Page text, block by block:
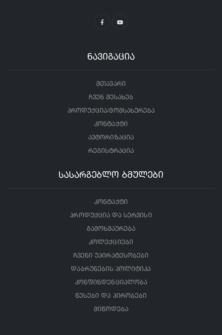
ნავიგაცია
მთავარი
ჩვენ შესახებ
პროდუქცია/მომსახურება
კონტაქტი
ავტორიზაცია
რეგისტრაცია
სასარგებლო ბმულები
კონტაქტი
პროდუქცია და სერვისი
გამოხმაურება
კოლექციები
ჩვენი უპირატესობები
დაბრუნების პოლიტიკა
კონფინდენციალობა
წესები და პირობები
მიწოდება